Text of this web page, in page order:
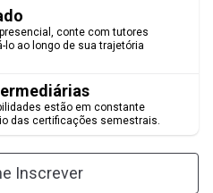
em Educação Física II
conte com tutores
lo ao longo de sua trajetória
estão em constante
das certificações semestrais.
Inscrever